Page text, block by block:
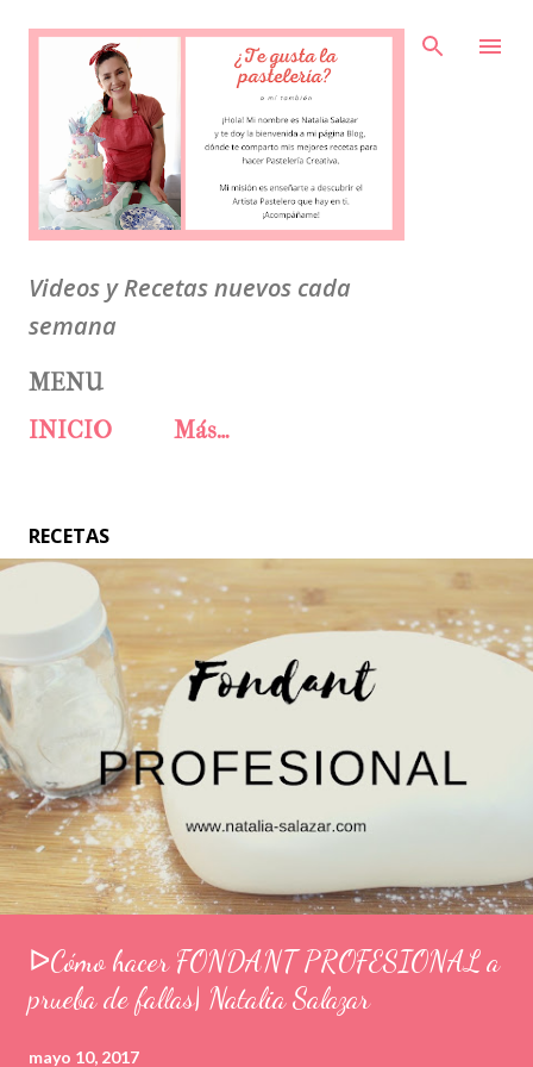
Ir al contenido principal
Videos y Recetas nuevos cada
semana
MENU
INICIO
Más…
RECETAS
ᐅCómo hacer FONDANT PROFESIONAL a
prueba de fallas| Natalia Salazar
mayo 10, 2017